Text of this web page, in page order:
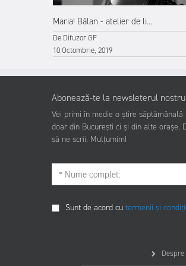
Maria! Bălan - atelier de li...
De Difuzor GF
10 Octombrie, 2019
Abonează-te la newsleterul
Vei primi în medie o știre
doar din București ci și din alte
să ne scrii. Mulțumim!
Sunt de acord cu termenii și
Despre